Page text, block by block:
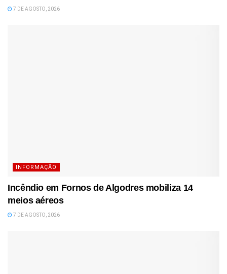
7 DE AGOSTO, 2026
INFORMAÇÃO
Incêndio em Fornos de Algodres mobiliza 14
meios aéreos
7 DE AGOSTO, 2026